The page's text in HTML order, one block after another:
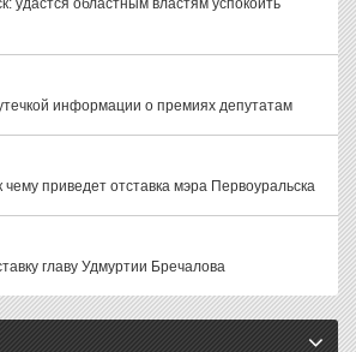
удастся областным властям успокоить
информации о премиях депутатам
приведет отставка мэра Первоуральска
главу Удмуртии Бречалова